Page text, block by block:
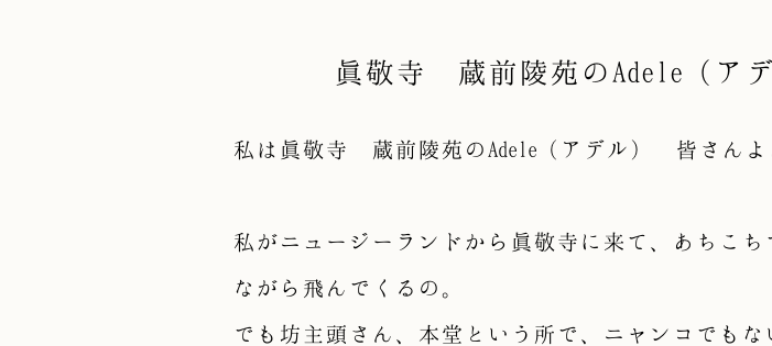
眞敬寺 蔵前陵苑のAdele（ア
私は眞敬寺 蔵前陵苑のAdele（アデル） 皆さんよ
私がニュージーランドから眞敬寺に来て、あちこ
ながら飛んでくるの。
でも坊主頭さん、本堂という所で、ニャンコでも